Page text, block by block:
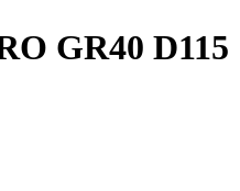
GR40 D115